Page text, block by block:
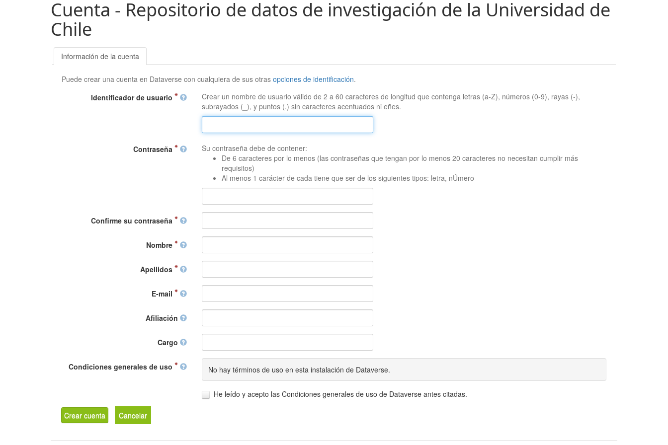
Cuenta - Repositorio de datos de investigación de la Universidad de
Chile
Información de la cuenta
Puede crear una cuenta en Dataverse con cualquiera de sus otrasopciones de identificación.
Identificador de usuario
Crear un nombre de usuario válido de 2 a 60 caracteres de longitud que contenga letras (a-Z), números (0-9), rayas (-),
subrayados (_), y puntos (.) sin caracteres acentuados ni eñes.
Contraseña
Su contraseña debe de contener:
De 6 caracteres por lo menos (las contraseñas que tengan por lo menos 20 caracteres no necesitan cumplir más
requisitos)
Al menos 1 carácter de cada tiene que ser de los siguientes tipos: letra, nÚmero
Confirme su contraseña
Nombre
Apellidos
E-mail
Afiliación
Cargo
Condiciones generales de uso No hay términos de uso en esta instalación de Dataverse.
He leído y acepto las Condiciones generales de uso de Dataverse antes citadas.
Crear cuenta Cancelar